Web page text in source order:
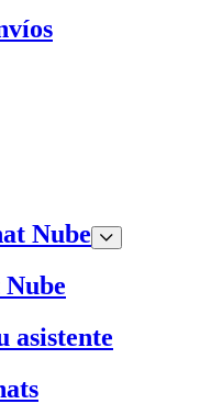
Nube
asistente